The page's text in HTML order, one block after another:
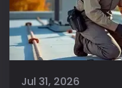
Jul 31, 2026